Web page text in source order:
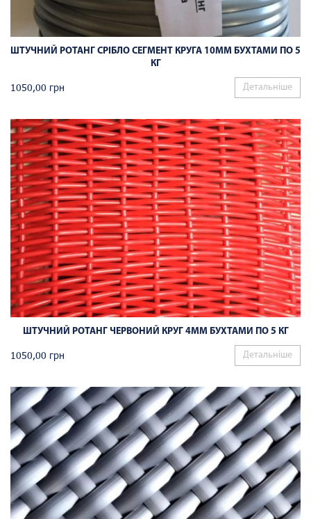
ШТУЧНИЙ РОТАНГ СРІБЛО СЕГМЕНТ КРУГА 10ММ БУХТАМИ ПО 5
КГ
1050,00 грн Детальніше
ШТУЧНИЙ РОТАНГ ЧЕРВОНИЙ КРУГ 4ММ БУХТАМИ ПО 5 КГ
1050,00 грн Детальніше